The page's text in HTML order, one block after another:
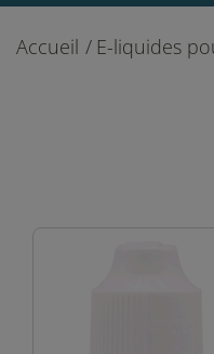
Accueil E-liquides